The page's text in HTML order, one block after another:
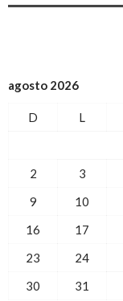
agosto 2026
D L
2
3
9
10
16
17
23
24
30
31